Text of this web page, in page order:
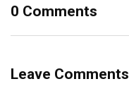
0 Comments
Leave Comments